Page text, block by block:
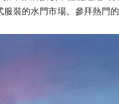
裝的水門市場、參拜熱門